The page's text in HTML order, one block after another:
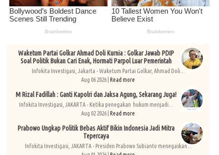
Waketum Partai Golkar Ahmad Doli Kurnia : Golkar Jawab PDIP
Soal Politik Bukan Cari Enak, Hormati Parpol Luar Pemerintah
Infokita Investigasi, Jakarta - Waketum Partai Golkar, Ahmad Doli...
Aug 06 2026 | Read more
M Rizal Fadillah : Ganti Kapolri dan Jaksa Agung, Sekarang Juga!
Infokita Investigasi, JAKARTA - Ketika penegakan hukum menjadi...
Aug 02 2026 | Read more
Prabowo Ungkap Politik Bebas Aktif Bikin Indonesia Jadi Mitra
Tepercaya
Infokita Investigasi, JAKARTA - Presiden Prabowo Subianto menegaskan...